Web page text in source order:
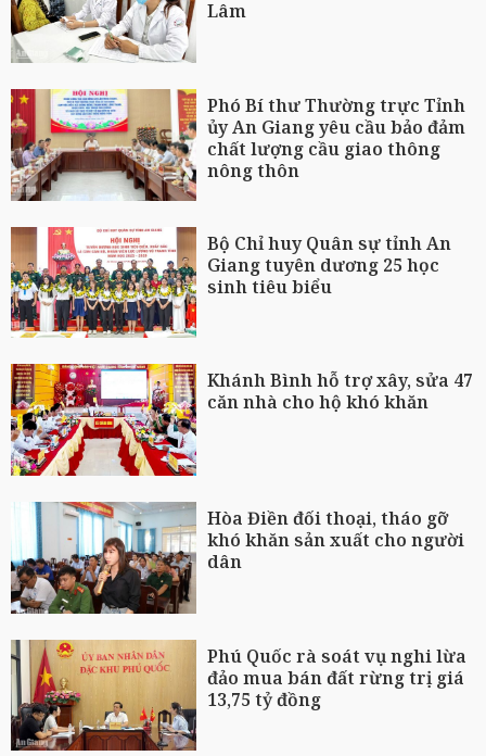
Lâm
Phó Bí thư Thường trực Tỉnh
ủy An Giang yêu cầu bảo đảm
chất lượng cầu giao thông
nông thôn
Bộ Chỉ huy Quân sự tỉnh An
Giang tuyên dương 25 học
sinh tiêu biểu
Khánh Bình hỗ trợ xây, sửa 47
căn nhà cho hộ khó khăn
Hòa Điền đối thoại, tháo gỡ
khó khăn sản xuất cho người
dân
Phú Quốc rà soát vụ nghi lừa
đảo mua bán đất rừng trị giá
13,75 tỷ đồng